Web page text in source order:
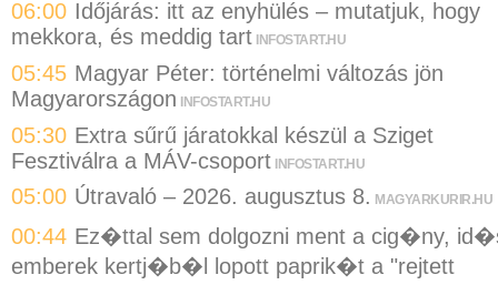
06:00 Időjárás: itt az enyhülés – mutatjuk, hogy
mekkora, és meddig tart INFOSTART.HU
05:45 Magyar Péter: történelmi változás jön
Magyarországon
INFOSTART.HU
05:30 Extra sűrű járatokkal készül a Sziget
Fesztiválra a MÁV-csoport INFOSTART.HU
05:00 Útravaló – 2026. augusztus 8. MAGYARKURIR.HU
00:44 Ez�ttal sem dolgozni ment a cig�ny,
emberek kertj�b�l lopott paprik�t a "rejtett